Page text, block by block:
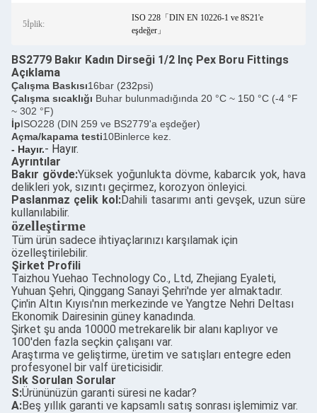
5İplik:
ISO 228「DIN EN 10226-1 ve 8S21'e
eşdeğer」
BS2779 Bakır Kadın Dirseği 1/2 Inç Pex Boru Fittings
Açıklama
Çalışma Baskısı16bar (232psi)
Çalışma sıcaklığı Buhar bulunmadığında 20 °C ~ 150 °C (-4 °F
~ 302 °F)
İpISO228 (DIN 259 ve BS2779'a eşdeğer)
Açma/kapama testi10Binlerce kez.
- Hayır.- Hayır.
Ayrıntılar
Bakır gövde:Yüksek yoğunlukta dövme, kabarcık yok, hava
delikleri yok, sızıntı geçirmez, korozyon önleyici.
Paslanmaz çelik kol:Dahili tasarımı anti gevşek, uzun süre
kullanılabilir.
özelleştirme
Tüm ürün sadece ihtiyaçlarınızı karşılamak için
özelleştirilebilir.
Şirket Profili
Taizhou Yuehao Technology Co., Ltd, Zhejiang Eyaleti,
Yuhuan Şehri, Qinggang Sanayi Şehri'nde yer almaktadır.
Çin'in Altın Kıyısı'nın merkezinde ve Yangtze Nehri Deltası
Ekonomik Dairesinin güney kanadında.
Şirket şu anda 10000 metrekarelik bir alanı kaplıyor ve
100'den fazla seçkin çalışanı var.
Araştırma ve geliştirme, üretim ve satışları entegre eden
profesyonel bir valf üreticisidir.
Sık Sorulan Sorular
S:Ürününüzün garanti süresi ne kadar?
A:Beş yıllık garanti ve kapsamlı satış sonrası işlemimiz var.